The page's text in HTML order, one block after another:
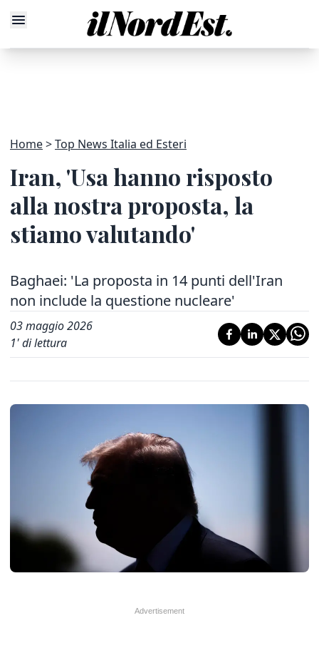
Home Top News Italia ed Esteri
Iran, 'Usa hanno risposto
alla nostra proposta, la
stiamo valutando'
Baghaei: 'La proposta in 14 punti dell'Iran
non include la questione nucleare'
03 maggio 2026
1' di lettura